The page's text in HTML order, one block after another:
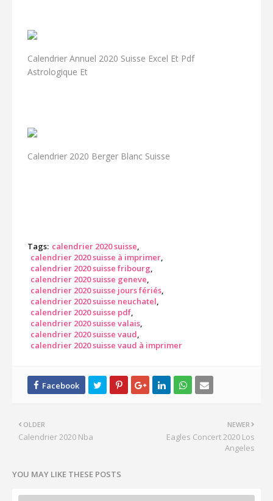
Calendrier Annuel 2020 Suisse Excel Et Pdf
Astrologique Et
Calendrier 2020 Berger Blanc Suisse
Tags: calendrier 2020 suisse
calendrier 2020 suisse à imprimer
calendrier 2020 suisse fribourg
calendrier 2020 suisse geneve
calendrier 2020 suisse jours fériés
calendrier 2020 suisse neuchatel
calendrier 2020 suisse pdf
calendrier 2020 suisse valais
calendrier 2020 suisse vaud
calendrier 2020 suisse vaud à imprimer
NEWER
Eagles Concert 2020 Los
Angeles
OLDER
Calendrier 2020 Nba
YOU MAY LIKE THESE POSTS